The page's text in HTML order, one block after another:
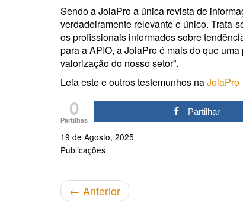
Sendo a JoiaPro a única revista de
verdadeiramente relevante e único. Trata-
os profissionais informados sobre
para a APIO, a JoiaPro é mais do que
valorização do nosso setor”.
Leia este e outros testemunhos naJoiaPro
0
Partilhas
Partilhar
19 de Agosto, 2025
Publicações
← Anterior